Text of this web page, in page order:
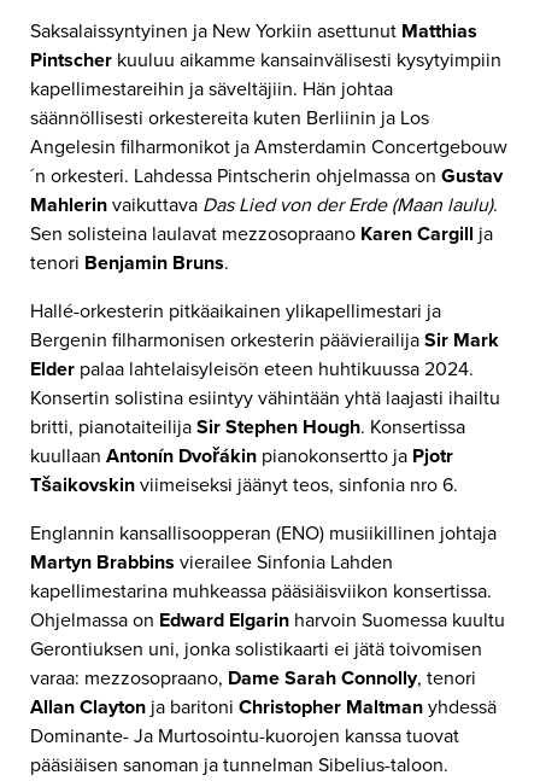
Saksalaissyntyinen ja New Yorkiin asettunut Matthias
Pintscher kuuluu aikamme kansainvälisesti kysytyimpiin
kapellimestareihin ja säveltäjiin. Hän johtaa
säännöllisesti orkestereita kuten Berliinin ja Los
Angelesin filharmonikot ja Amsterdamin Concertgebouw
´n orkesteri. Lahdessa Pintscherin ohjelmassa on Gustav
Mahlerinvaikuttava Das Lied von der Erde (Maan laulu).
Sen solisteina laulavat mezzosopraano Karen Cargill ja
tenori Benjamin Bruns.
Hallé-orkesterin pitkäaikainen ylikapellimestari ja
Bergenin filharmonisen orkesterin päävierailijaSir Mark
Elder palaa lahtelaisyleisön eteen huhtikuussa 2024.
Konsertin solistina esiintyy vähintään yhtä laajasti ihailtu
britti, pianotaiteilijaSir Stephen Hough. Konsertissa
kuullaan Antonín Dvořákin pianokonsertto ja Pjotr
Tšaikovskinviimeiseksi jäänyt teos, sinfonia nro 6.
Englannin kansallisoopperan (ENO) musiikillinen johtaja
Martyn Brabbins vierailee Sinfonia Lahden
kapellimestarina muhkeassa pääsiäisviikon konsertissa.
Ohjelmassa on Edward Elgarin harvoin Suomessa kuultu
Gerontiuksen uni, jonka solistikaarti ei jätä toivomisen
varaa: mezzosopraano, Dame Sarah Connolly, tenori
Allan Clayton ja baritoni Christopher Maltmanyhdessä
Dominante- Ja Murtosointu-kuorojen kanssa tuovat
pääsiäisen sanoman ja tunnelman Sibelius-taloon.